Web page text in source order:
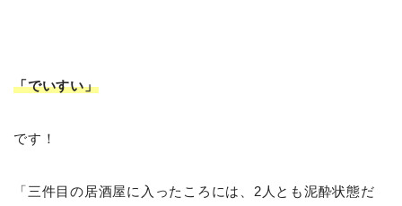
「でいすい」
です！
「三件目の居酒屋に入ったころには、2人とも泥酔状態だ